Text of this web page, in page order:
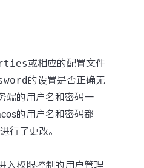
或相应的配置文件
的设置是否正确无
端的用户名和密码一
的用户名和密码都
行了更改。
入权限控制的用户管理